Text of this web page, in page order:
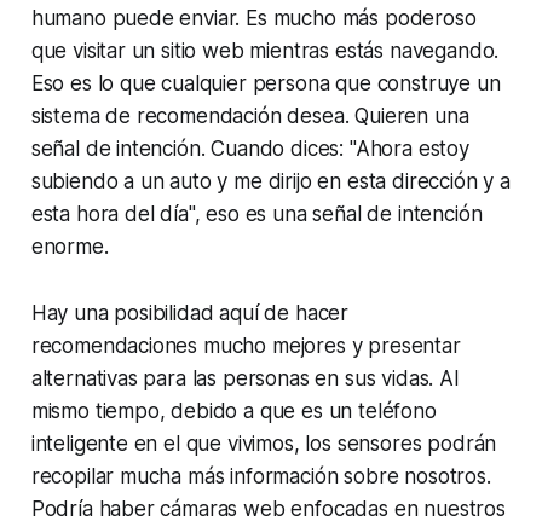
humano puede enviar. Es mucho más poderoso
que visitar un sitio web mientras estás navegando.
Eso es lo que cualquier persona que construye un
sistema de recomendación desea. Quieren una
señal de intención. Cuando dices: "Ahora estoy
subiendo a un auto y me dirijo en esta dirección y a
esta hora del día", eso es una señal de intención
enorme.
Hay una posibilidad aquí de hacer
recomendaciones mucho mejores y presentar
alternativas para las personas en sus vidas. Al
mismo tiempo, debido a que es un teléfono
inteligente en el que vivimos, los sensores podrán
recopilar mucha más información sobre nosotros.
Podría haber cámaras web enfocadas en nuestros